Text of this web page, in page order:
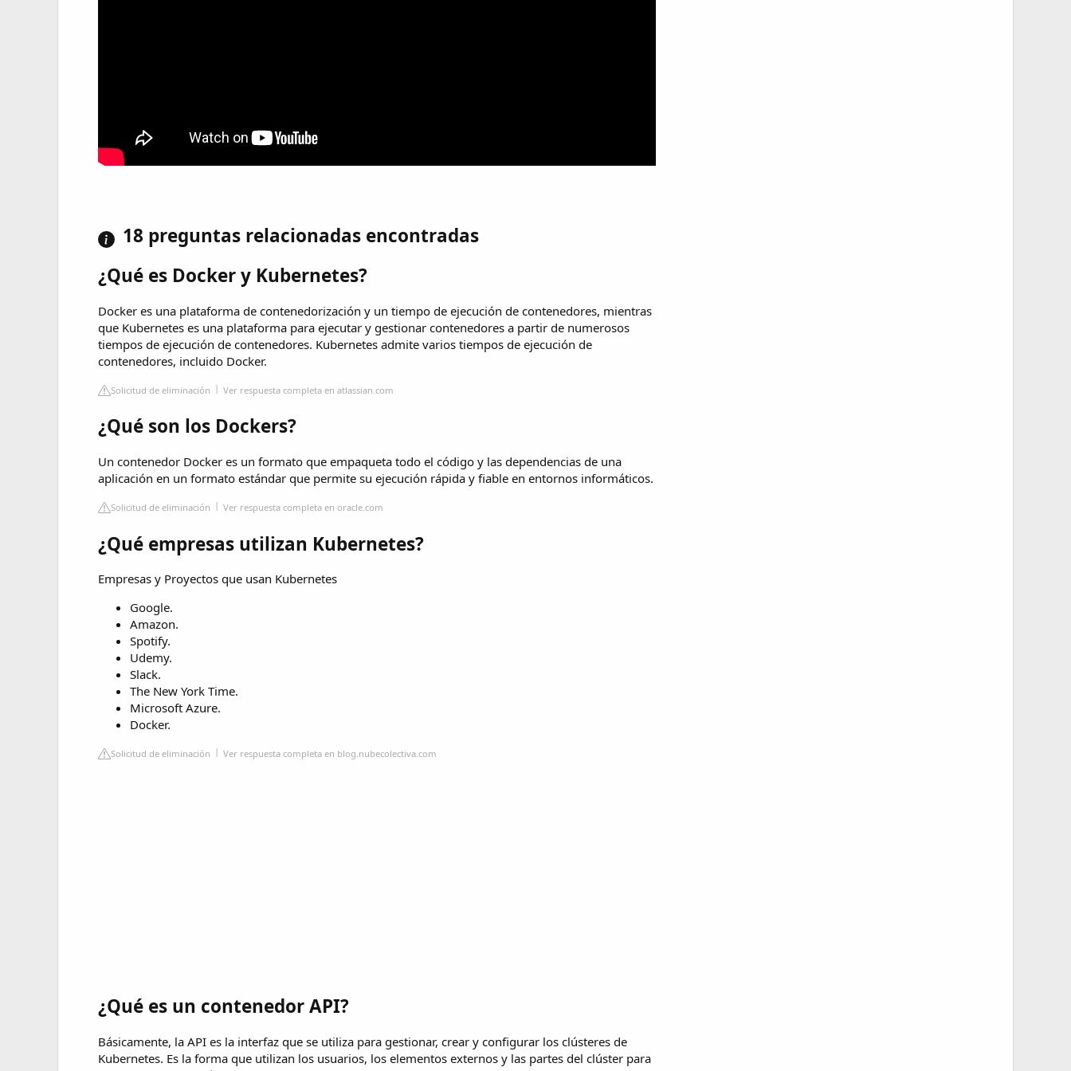
18 preguntas relacionadas encontradas
¿Qué es Docker y Kubernetes?
Docker es una plataforma de contenedorización y un tiempo de ejecución de contenedores, mientras
que Kubernetes es una plataforma para ejecutar y gestionar contenedores a partir de numerosos
tiempos de ejecución de contenedores. Kubernetes admite varios tiempos de ejecución de
contenedores, incluido Docker.
Solicitud de eliminación Ver respuesta completa en atlassian.com
¿Qué son los Dockers?
Un contenedor Docker es un formato que empaqueta todo el código y las dependencias de una
aplicación en un formato estándar que permite su ejecución rápida y fiable en entornos informáticos.
Solicitud de eliminación Ver respuesta completa en oracle.com
¿Qué empresas utilizan Kubernetes?
Empresas y Proyectos que usan Kubernetes
Google.
Amazon.
Spotify.
Udemy.
Slack.
The New York Time.
Microsoft Azure.
Docker.
Solicitud de eliminación Ver respuesta completa en blog.nubecolectiva.com
¿Qué es un contenedor API?
Básicamente, la API es la interfaz que se utiliza para gestionar, crear y configurar los clústeres de
Kubernetes. Es la forma que utilizan los usuarios, los elementos externos y las partes del clúster para